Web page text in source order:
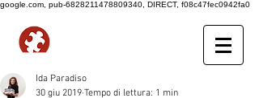
google.com, pub-6828211478809340, DIRECT, f08c47fec0942fa0
Ida Paradiso
30 giu 2019 Tempo di lettura: 1 min